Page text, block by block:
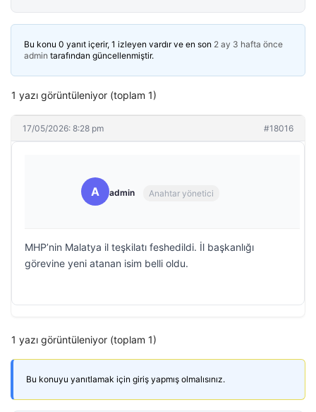
Bu konu 0 yanıt içerir, 1 izleyen vardır ve en son 2 ay 3 hafta önce
admin tarafından güncellenmiştir.
1 yazı görüntüleniyor (toplam 1)
17/05/2026: 8:28 pm #18016
A admin Anahtar yönetici
MHP’nin Malatya il teşkilatı feshedildi. İl başkanlığı
görevine yeni atanan isim belli oldu.
1 yazı görüntüleniyor (toplam 1)
Bu konuyu yanıtlamak için giriş yapmış olmalısınız.